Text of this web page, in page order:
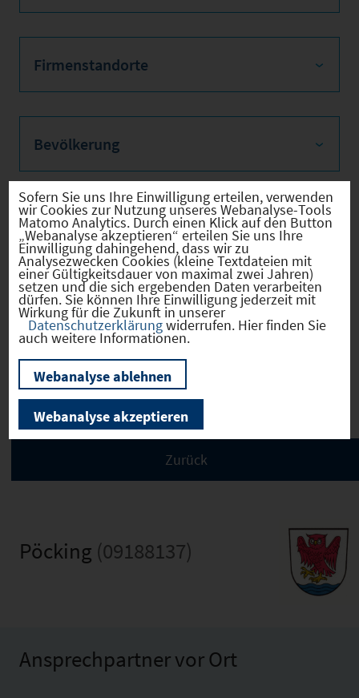
Firmenstandorte
Bevölkerung
Sozialvers. Beschäftigte
Verkehrsinfrastruktur
Kommunale Infrastruktur
Pöcking (09188137)
Ansprechpartner vor Ort
Sofern Sie uns Ihre Einwilligung erteilen, verwenden
wir Cookies zur Nutzung unseres Webanalyse-Tools
Matomo Analytics. Durch einen Klick auf den Button
„Webanalyse akzeptieren“ erteilen Sie uns Ihre
Einwilligung dahingehend, dass wir zu
Analysezwecken Cookies (kleine Textdateien mit
einer Gültigkeitsdauer von maximal zwei Jahren)
setzen und die sich ergebenden Daten verarbeiten
dürfen. Sie können Ihre Einwilligung jederzeit mit
Wirkung für die Zukunft in unserer
Datenschutzerklärungwiderrufen. Hier finden Sie
auch weitere Informationen.
Webanalyse ablehnen
Webanalyse akzeptieren